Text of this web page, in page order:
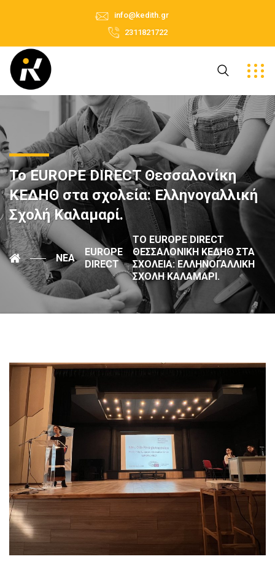
info@kedith.gr
2311821722
Το EUROPE DIRECT Θεσσαλονίκη
ΚΕΔΗΘ στα σχολεία: Ελληνογαλλική
Σχολή Καλαμαρί.
ΝΈΑ
EUROPE
DIRECT
ΤΟ EUROPE DIRECT
ΘΕΣΣΑΛΟΝΊΚΗ ΚΕΔΗΘ ΣΤΑ
ΣΧΟΛΕΊΑ: ΕΛΛΗΝΟΓΑΛΛΙΚΉ
ΣΧΟΛΉ ΚΑΛΑΜΑΡΊ.